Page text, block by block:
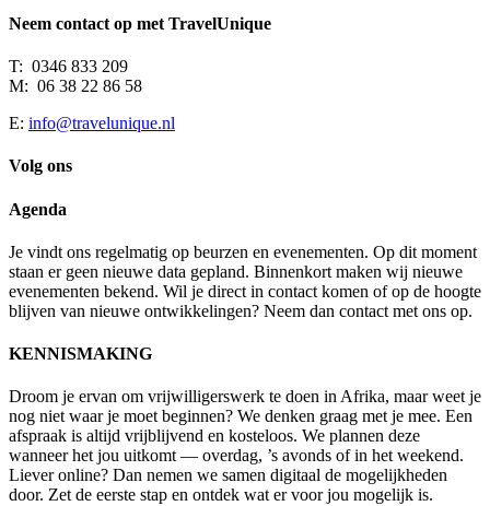
Neem contact op met TravelUnique
T: 0346 833 209
M: 06 38 22 86 58
E: info@travelunique.nl
Volg ons
Agenda
Je vindt ons regelmatig op beurzen en evenementen. Op dit moment
staan er geen nieuwe data gepland. Binnenkort maken wij nieuwe
evenementen bekend. Wil je direct in contact komen of op de hoogte
blijven van nieuwe ontwikkelingen? Neem dan contact met ons op.
KENNISMAKING
Droom je ervan om vrijwilligerswerk te doen in Afrika, maar weet je
nog niet waar je moet beginnen? We denken graag met je mee. Een
afspraak is altijd vrijblijvend en kosteloos. We plannen deze
wanneer het jou uitkomt — overdag, ’s avonds of in het weekend.
Liever online? Dan nemen we samen digitaal de mogelijkheden
door. Zet de eerste stap en ontdek wat er voor jou mogelijk is.